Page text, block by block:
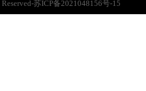
苏ICP备2021048156号-15